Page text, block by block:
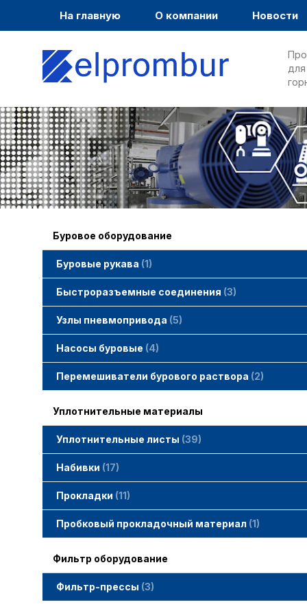
На главную О компании Новости
Буровое оборудование
Буровые рукава 1
Быстроразъемные соединения 3
Узлы пневмопривода 5
Насосы буровые 4
Перемешиватели бурового раствора 2
Уплотнительные материалы
Уплотнительные листы 39
Набивки 17
Прокладки 11
Пробковый прокладочный материал 1
Фильтр оборудование
Фильтр-прессы 3